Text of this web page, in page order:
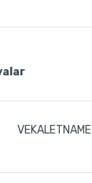
VEKALETNAME